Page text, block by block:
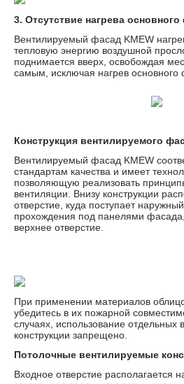
3. Отсутствие нагрева
Вентилируемый фасад KMEW
тепловую энергию воздушной
поднимается вверх, освобождая
самым, исключая нагрев основного
Конструкция вентилируемого
Вентилируемый фасад KMEW
стандартам качества и имеет
позволяющую реализовать
вентиляции. Внизу конструкции
отверстие, куда поступает
прохождения под панелями
верхнее отверстие.
При применении материалов
убедитесь в их пожарной
случаях, использование отдельных
конструкции запрещено.
Потолочные вентилируемые
Входное отверстие располагается